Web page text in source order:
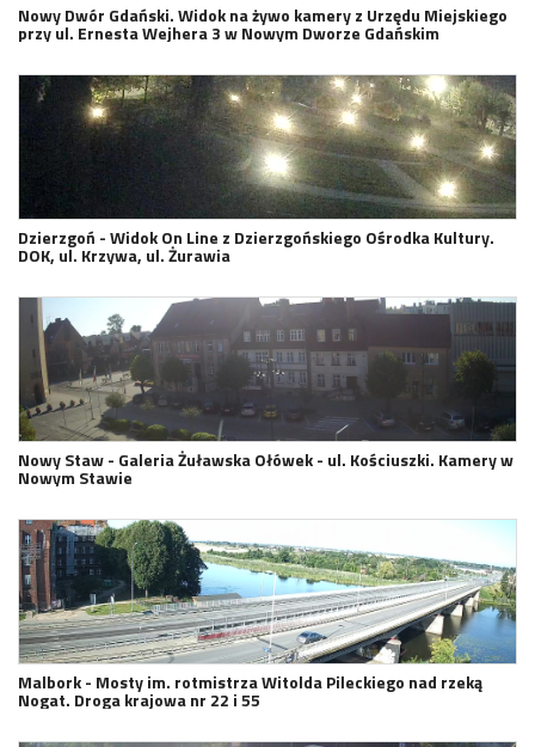
Nowy Dwór Gdański. Widok na żywo kamery z Urzędu Miejskiego
przy ul. Ernesta Wejhera 3 w Nowym Dworze Gdańskim
Dzierzgoń - Widok On Line z Dzierzgońskiego Ośrodka Kultury.
DOK, ul. Krzywa, ul. Żurawia
Nowy Staw - Galeria Żuławska Ołówek - ul. Kościuszki. Kamery w
Nowym Stawie
Malbork - Mosty im. rotmistrza Witolda Pileckiego nad rzeką
Nogat. Droga krajowa nr 22 i 55